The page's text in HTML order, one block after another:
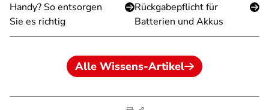
Handy? So entsorgen
Sie es richtig
Rückgabepflicht für
Batterien und Akkus
Alle Wissens-Artikel